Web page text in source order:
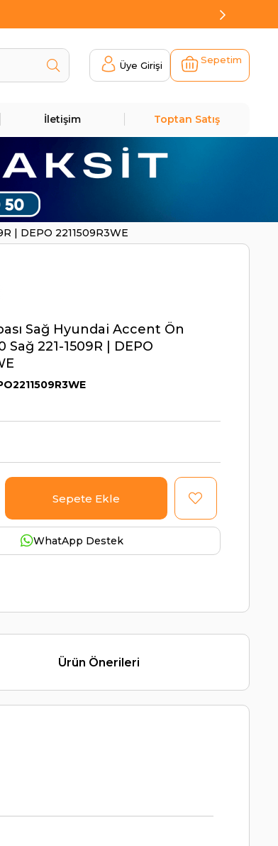
Üye Girişi Sepetim
İletişim Toptan Satış
| DEPO 2211509R3WE
Sağ Hyundai Accent Ön
Sağ 221-1509R | DEPO
WhatApp Destek
Ürün Önerileri